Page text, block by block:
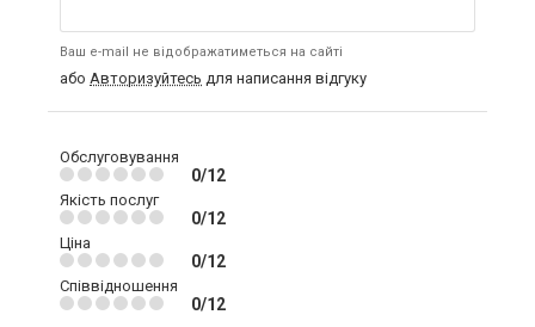
Ваш e-mail не відображатиметься на сайті
або Авторизуйтесь для написання відгуку
Обслуговування
0/12
Якість послуг
0/12
Ціна
0/12
Співвідношення
0/12